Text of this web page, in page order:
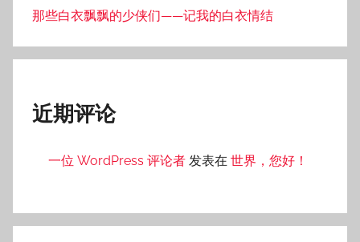
那些白衣飘飘的少侠们——记我的白衣情结
近期评论
一位 WordPress 评论者 发表在 世界，您好！